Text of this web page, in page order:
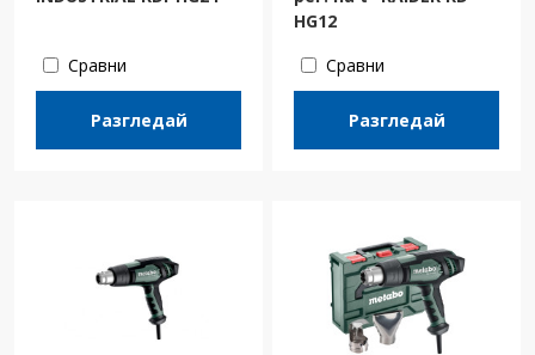
Сравни
Разгледай
HG12
Сравни
Разгледай